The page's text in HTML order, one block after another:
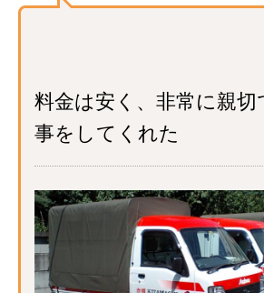
料金は安く、非常に親切
事をしてくれた